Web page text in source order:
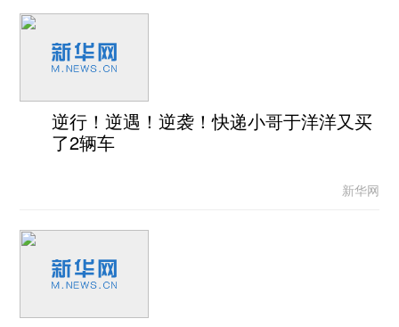
逆行！逆遇！逆袭！快递小哥于洋洋又买
了2辆车
新华网